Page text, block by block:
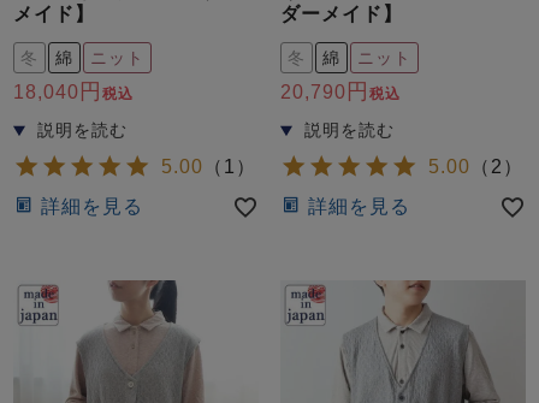
メイド】
冬 綿 ニット
18,040 税込
5.00 （ 1 ）
詳細を見る
ダーメイド】
冬 綿 ニット
20,790 税込
5.00 （ 2 ）
詳細を見る